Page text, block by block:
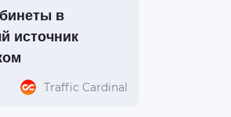
в
источник
Traffic Cardinal